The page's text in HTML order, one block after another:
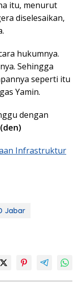
itu, menurut
diselesaikan,
hukumnya.
Sehingga
seperti itu
Yamin.
dengan
(den)
Infrastruktur
Jabar